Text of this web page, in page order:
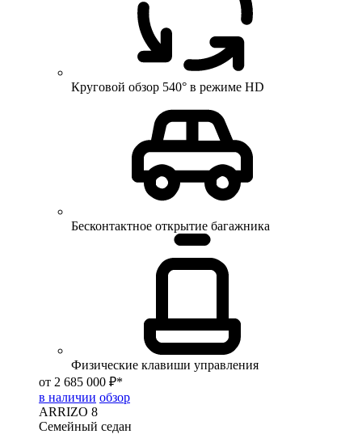
Круговой обзор 540° в режиме HD
Бесконтактное открытие багажника
Физические клавиши управления
от 2 685 000 ₽*
в наличии обзор
ARRIZO 8
Семейный седан